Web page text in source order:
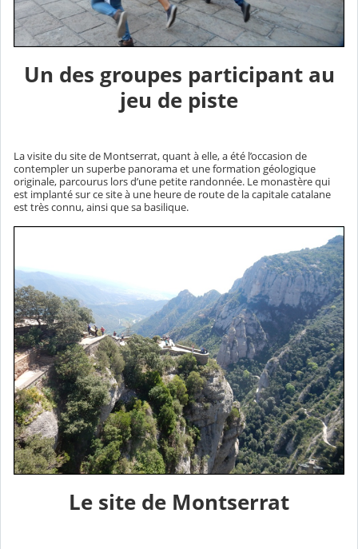
Un des groupes participant au
jeu de piste
La visite du site de Montserrat, quant à elle, a été l’occasion de
contempler un superbe panorama et une formation géologique
originale, parcourus lors d’une petite randonnée. Le monastère qui
est implanté sur ce site à une heure de route de la capitale catalane
est très connu, ainsi que sa basilique.
Le site de Montserrat